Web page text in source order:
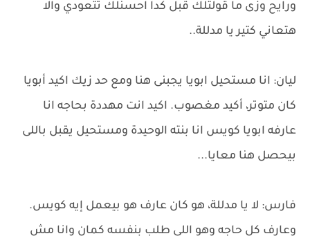
ورايح وزى ما قولتلك قبل كدا احسنلك تتعودي والا
هتعاني كتير يا مدللة..
ليان: انا مستحيل ابويا يجبنى هنا ومع حد زيك اكيد أبويا
كان متوتر، أكيد مغصوب. اكيد انت مهددة بحاجه انا
عارفه ابويا كويس انا بنته الوحيدة ومستحيل يقبل باللى
بيحصل هنا معايا...
فارس: لا يا مدللة، هو كان عارف هو بيعمل إيه كويس.
وعارف كل حاجه وهو اللى طلب بنفسه كمان وانا مش